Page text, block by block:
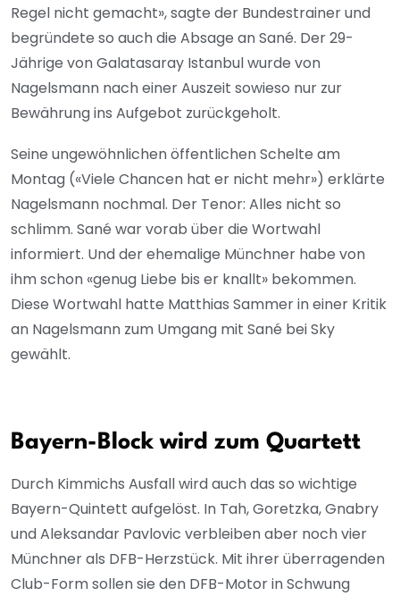
Regel nicht gemacht», sagte der Bundestrainer und
begründete so auch die Absage an Sané. Der 29-
Jährige von Galatasaray Istanbul wurde von
Nagelsmann nach einer Auszeit sowieso nur zur
Bewährung ins Aufgebot zurückgeholt.
Seine ungewöhnlichen öffentlichen Schelte am
Montag («Viele Chancen hat er nicht mehr») erklärte
Nagelsmann nochmal. Der Tenor: Alles nicht so
schlimm. Sané war vorab über die Wortwahl
informiert. Und der ehemalige Münchner habe von
ihm schon «genug Liebe bis er knallt» bekommen.
Diese Wortwahl hatte Matthias Sammer in einer Kritik
an Nagelsmann zum Umgang mit Sané bei Sky
gewählt.
Bayern-Block wird zum Quartett
Durch Kimmichs Ausfall wird auch das so wichtige
Bayern-Quintett aufgelöst. In Tah, Goretzka, Gnabry
und Aleksandar Pavlovic verbleiben aber noch vier
Münchner als DFB-Herzstück. Mit ihrer überragenden
Club-Form sollen sie den DFB-Motor in Schwung